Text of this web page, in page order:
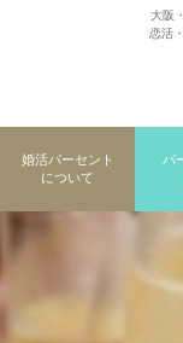
大阪
恋活
婚活パーセント
について
パ